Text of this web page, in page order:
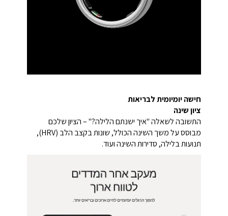
חישה יומיומית לבריאות
ציון שינה
התשובה לשאלה "איך ישנתם הלילה?" – הציון שלכם
מבוסס על משך השינה הכולל, שונות בקצב הלב (HRV),
תנועות בלילה, סדירות השינה ועוד.